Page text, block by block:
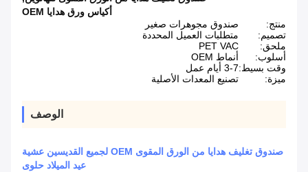
أكياس ورق هدايا OEM
منتج:
صندوق مجوهرات صغير
تصميم:
متطلبات العميل المحددة
ملحق:
PET VAC
أسلوب:
أنماط OEM
وقت بسيط:3-7 أيام عمل
ميزة:
تصنيع المعدات الأصلية
الوصف
صندوق تغليف هدايا من الورق المقوى OEM لجميع القديسين عشية
عيد الميلاد حلوى